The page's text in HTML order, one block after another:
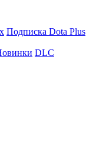
Подписка Dota Plus
DLC